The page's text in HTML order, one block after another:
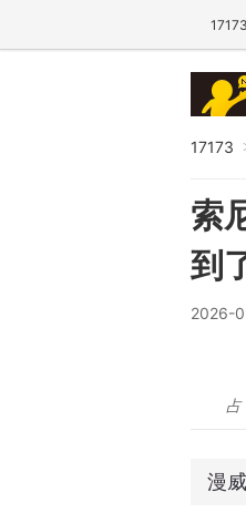
17173
索
到
2026-
占
漫